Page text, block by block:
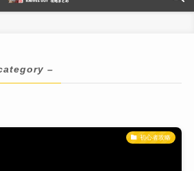
–
初心者攻略